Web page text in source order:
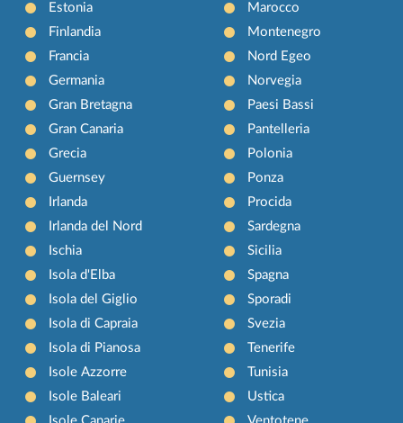
Estonia
Finlandia
Francia
Germania
Gran Bretagna
Gran Canaria
Grecia
Guernsey
Irlanda
Irlanda del Nord
Ischia
Isola d'Elba
Isola del Giglio
Isola di Capraia
Isola di Pianosa
Isole Azzorre
Isole Baleari
Marocco
Montenegro
Nord Egeo
Norvegia
Paesi Bassi
Pantelleria
Polonia
Ponza
Procida
Sardegna
Sicilia
Spagna
Sporadi
Svezia
Tenerife
Tunisia
Ustica